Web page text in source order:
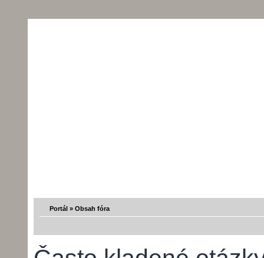
Portál» Obsah fóra